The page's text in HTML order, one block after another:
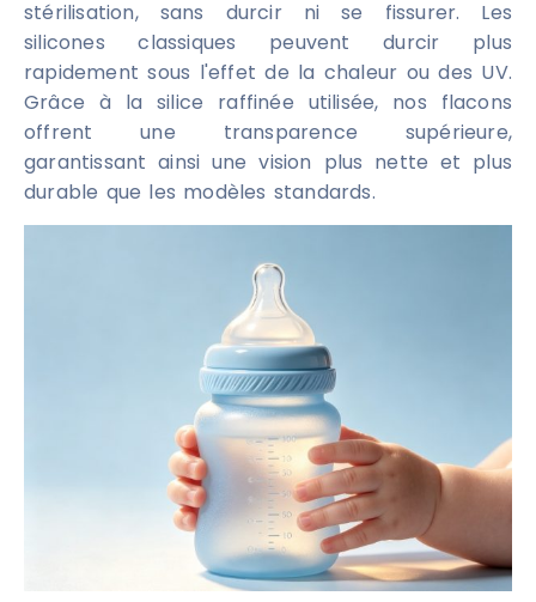
stérilisation, sans durcir ni se fissurer. Les
silicones classiques peuvent durcir plus
rapidement sous l'effet de la chaleur ou des UV.
Grâce à la silice raffinée utilisée, nos flacons
offrent une transparence supérieure,
garantissant ainsi une vision plus nette et plus
durable que les modèles standards.